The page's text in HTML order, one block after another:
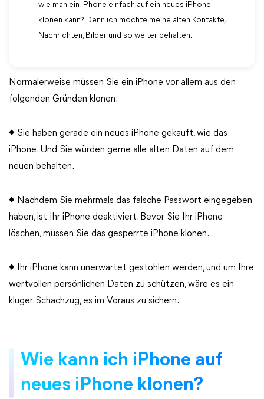
wie man ein iPhone einfach auf ein neues iPhone
klonen kann? Denn ich möchte meine alten Kontakte,
Nachrichten, Bilder und so weiter behalten.
Normalerweise müssen Sie ein iPhone vor allem aus den
folgenden Gründen klonen:
◆ Sie haben gerade ein neues iPhone gekauft, wie das
iPhone. Und Sie würden gerne alle alten Daten auf dem
neuen behalten.
◆ Nachdem Sie mehrmals das falsche Passwort eingegeben
haben, ist Ihr iPhone deaktiviert. Bevor Sie Ihr iPhone
löschen, müssen Sie das gesperrte iPhone klonen.
◆ Ihr iPhone kann unerwartet gestohlen werden, und um Ihre
wertvollen persönlichen Daten zu schützen, wäre es ein
kluger Schachzug, es im Voraus zu sichern.
Wie kann ich iPhone auf
neues iPhone klonen?